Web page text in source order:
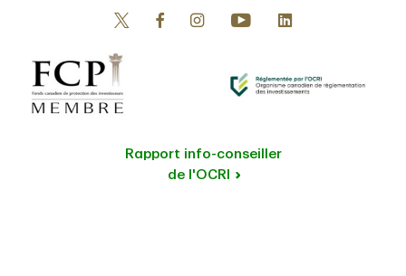
Rapport info-conseiller
de l'OCRI